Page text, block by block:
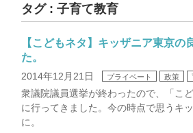
タグ : 子育て教育
【こどもネタ】キッザニア東京の
た。
2014年12月21日 プライベート 政策
衆議院議員選挙が終わったので、「こ
に行ってきました。今の時点で思うキ
に。